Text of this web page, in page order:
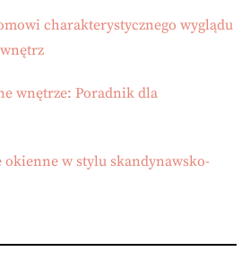
charakterystycznego wyglądu
wnętrze: Poradnik dla
okienne w stylu skandynawsko-